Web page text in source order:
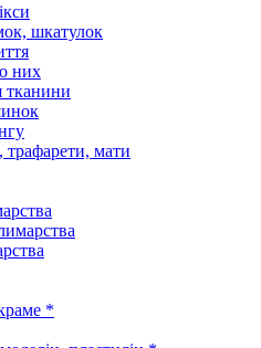
шкатулок
них
тканини
мати
*